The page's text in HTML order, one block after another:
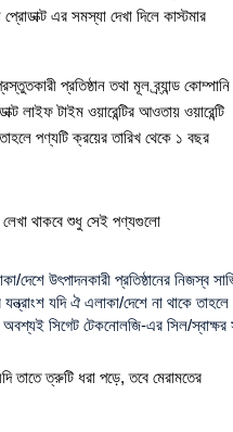
এর সমস্যা দেখা দিলে কাস্টমার
প্রতিষ্ঠান তথা মূল ব্র্যান্ড কোম্পানি
লাইফ টাইম ওয়ারেন্টির আওতায় ওয়ারেন্টি
পণ্যটি ক্রয়ের তারিখ থেকে ১ বছর
লেখা থাকবে শুধু সেই পণ্যগুলো
দেশে উৎপাদনকারী প্রতিষ্ঠানের নিজস্ব
যন্ত্রাংশ যদি ঐ এলাকা/দেশে না থাকে
অবশ্যই সিগেট টেকনোলজি-এর সিল/
তাতে ত্রুটি ধরা পড়ে, তবে মেরামতের